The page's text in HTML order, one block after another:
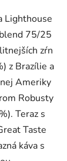
Lighthouse
75/25
zŕn
z Brazílie a
Ameriky
Robusty
Teraz s
Taste
káva s